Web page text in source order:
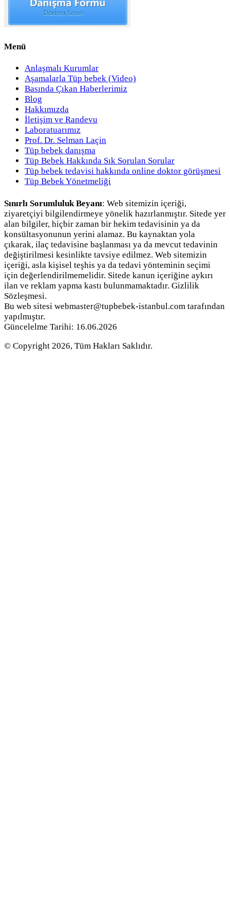
Menü
Anlaşmalı Kurumlar
Aşamalarla Tüp bebek (Video)
Basında Çıkan Haberlerimiz
Blog
Hakkımızda
İletişim ve Randevu
Laboratuarımız
Prof. Dr. Selman Laçin
Tüp bebek danışma
Tüp Bebek Hakkında Sık Sorulan Sorular
Tüp bebek tedavisi hakkında online doktor görüşmesi
Tüp Bebek Yönetmeliği
Sınırlı Sorumluluk Beyanı: Web sitemizin içeriği,
ziyaretçiyi bilgilendirmeye yönelik hazırlanmıştır. Sitede yer
alan bilgiler, hiçbir zaman bir hekim tedavisinin ya da
konsültasyonunun yerini alamaz. Bu kaynaktan yola
çıkarak, ilaç tedavisine başlanması ya da mevcut tedavinin
değiştirilmesi kesinlikte tavsiye edilmez. Web sitemizin
içeriği, asla kişisel teşhis ya da tedavi yönteminin seçimi
için değerlendirilmemelidir. Sitede kanun içeriğine aykırı
ilan ve reklam yapma kastı bulunmamaktadır. Gizlilik
Sözleşmesi.
Bu web sitesi webmaster@tupbebek-istanbul.com tarafından
yapılmıştır.
Güncelelme Tarihi: 16.06.2026
© Copyright 2026, Tüm Hakları Saklıdır.